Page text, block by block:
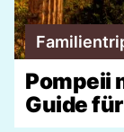
Pompeii
Guide